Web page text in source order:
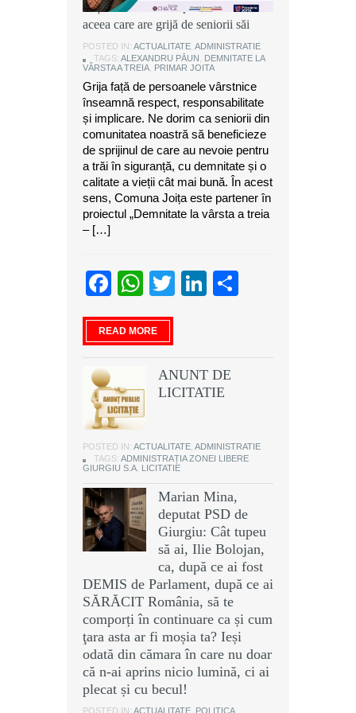
Joița: O comunitate puternică este
aceea care are grijă de seniorii săi
POSTED IN: ACTUALITATE ADMINISTRATIE
TAGS: ALEXANDRU PĂUN
DEMNITATE LA
VÂRSTA A TREIA PRIMAR JOITA
Grija față de persoanele vârstnice
înseamnă respect, responsabilitate
și implicare. Ne dorim ca seniorii din
comunitatea noastră să beneficieze
de sprijinul de care au nevoie pentru
a trăi în siguranță, cu demnitate și o
calitate a vieții cât mai bună. În acest
sens, Comuna Joița este partener în
proiectul „Demnitate la vârsta a treia
– […]
Facebook
WhatsApp
TwitterLinkedIn
READ MORE
ANUNT DE
LICITATIE
POSTED IN: ACTUALITATE ADMINISTRATIE
TAGS: ADMINISTRAȚIA ZONEI LIBERE
GIURGIU S.A LICITATIE
Marian Mina,
deputat PSD de
Giurgiu: Cât tupeu
să ai, Ilie Bolojan,
ca, după ce ai fost
DEMIS de Parlament, după ce ai
SĂRĂCIT România, să te
comporți în continuare ca și cum
ţara asta ar fi moșia ta? Ieși
odată din cămara în care nu doar
că n-ai aprins nicio lumină, ci ai
plecat și cu becul!
POSTED IN: ACTUALITATE POLITICA